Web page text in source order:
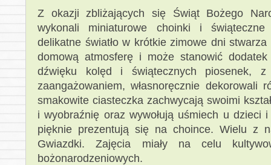
Z okazji zbliżających się Świąt Bożego
wykonali miniaturowe choinki i świąteczne
delikatne światło w krótkie zimowe dni
domową atmosferę i może stanowić
dźwięku kolęd i świątecznych piosenek, z
zaangażowaniem, własnoręcznie dekorowali
smakowite ciasteczka zachwycają swoimi
i wyobraźnię oraz wywołują uśmiech u dzieci
pięknie prezentują się na choince. Wielu z
Gwiazdki. Zajęcia miały na celu
bożonarodzeniowych.